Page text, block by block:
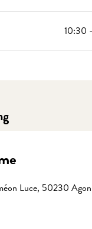
10:30
Luce, 50230